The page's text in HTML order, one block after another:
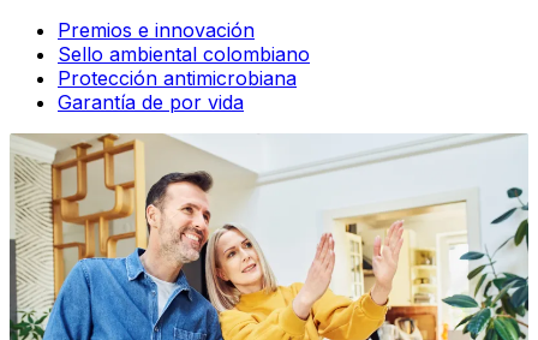
Premios e innovación
Sello ambiental colombiano
Protección antimicrobiana
Garantía de por vida